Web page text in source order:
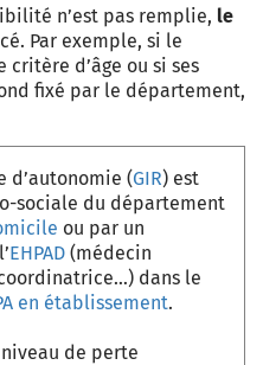
n’est pas remplie, le
Par exemple, si le
d’âge ou si ses
fixé par le département,
d’autonomie (GIR) est
sociale du département
ou par un
EHPAD (médecin
dans le
en établissement.
de perte